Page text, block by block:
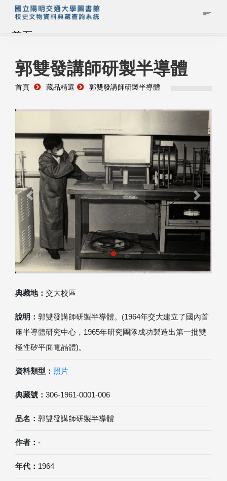
首頁
藏品查詢
校史館簡介
資料調閱申請
管理者登入
郭雙發講師研製半導體
首頁 藏品精選 郭雙發講師研製半導體
典藏地： 交大校區
說明： 郭雙發講師研製半導體。(1964年交大建立了國內首
座半導體研究中心，1965年研究團隊成功製造出第一批雙
極性矽平面電晶體)。
資料類型： 照片
典藏號： 306-1961-0001-006
品名： 郭雙發講師研製半導體
作者： -
年代： 1964
Previous Next